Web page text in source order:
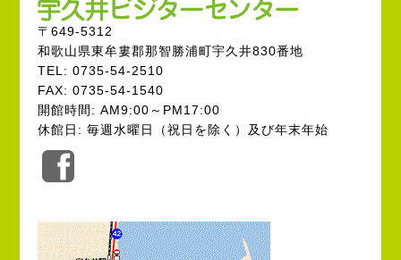
〒649-5312
和歌山県東牟婁郡那智勝浦町宇久井830番地
TEL: 0735-54-2510
FAX: 0735-54-1540
開館時間: AM9:00～PM17:00
休館日: 毎週水曜日（祝日を除く）及び年末年始
式